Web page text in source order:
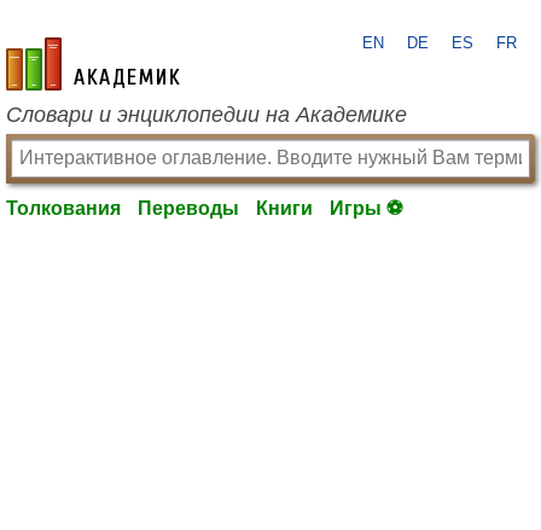
academic.ru
EN DE ES FR
Словари и энциклопедии на Академике
Толкования Переводы Книги Игры ⚽